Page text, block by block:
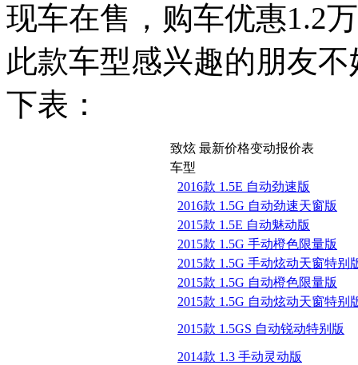
现车在售，购车优惠1.2万
此款车型感兴趣的朋友
下表：
致炫 最新价格变动报价表
车型
2016款 1.5E 自动劲速版
2016款 1.5G 自动劲速天窗版
2015款 1.5E 自动魅动版
2015款 1.5G 手动橙色限量版
2015款 1.5G 手动炫动天窗特别
2015款 1.5G 自动橙色限量版
2015款 1.5G 自动炫动天窗特别
2015款 1.5GS 自动锐动特别版
2014款 1.3 手动灵动版